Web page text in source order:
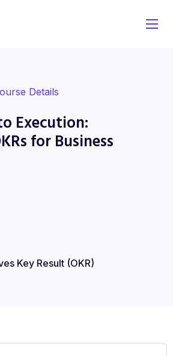
Details
Execution:
for Business
Key Result (OKR)